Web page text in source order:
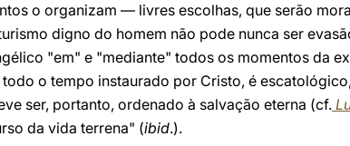
o organizam — livres escolhas, que serão
digno do homem não pode nunca ser
"em" e "mediante" todos os momentos da
o tempo instaurado por Cristo, é
ser, portanto, ordenado à salvação eterna (cf.
da vida terrena" (ibid.).